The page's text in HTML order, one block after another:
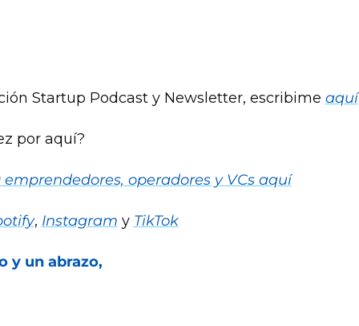
Startup Podcast y Newsletter, escribime aquí
por aquí?
operadores y VCs aquí
, Instagram y TikTok
y un abrazo,